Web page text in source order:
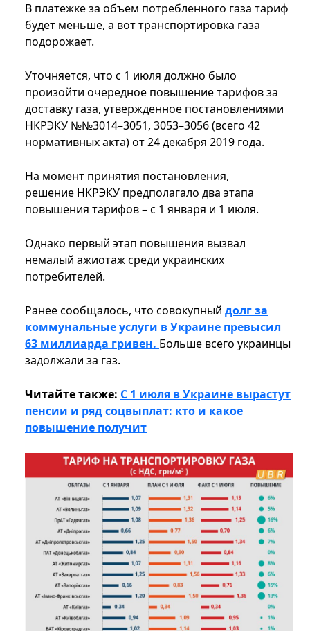
В платежке за объем потребленного газа тариф
будет меньше, а вот транспортировка газа
подорожает.
Уточняется, что с 1 июля должно было
произойти очередное повышение тарифов за
доставку газа, утвержденное постановлениями
НКРЭКУ №№3014–3051, 3053–3056 (всего 42
нормативных акта) от 24 декабря 2019 года.
На момент принятия постановления,
решение НКРЭКУ предполагало два этапа
повышения тарифов – с 1 января и 1 июля.
Однако первый этап повышения вызвал
немалый ажиотаж среди украинских
потребителей.
Ранее сообщалось, что совокупный долг за
коммунальные услуги в Украине превысил
63 миллиарда гривен. Больше всего украинцы
задолжали за газ.
Читайте также: С 1 июля в Украине вырастут
пенсии и ряд соцвыплат: кто и какое
повышение получит